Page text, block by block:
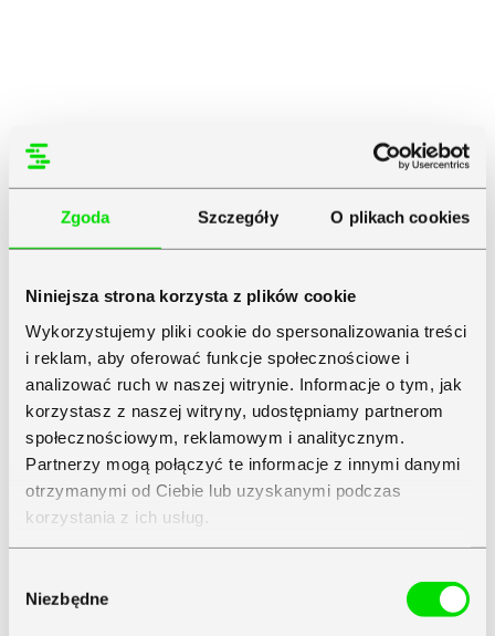
Zgoda Szczegóły O plikach cookies
Niniejsza strona korzysta z plików cookie
Wykorzystujemy pliki cookie do spersonalizowania treści
i reklam, aby oferować funkcje społecznościowe i
analizować ruch w naszej witrynie. Informacje o tym, jak
korzystasz z naszej witryny, udostępniamy partnerom
społecznościowym, reklamowym i analitycznym.
Partnerzy mogą połączyć te informacje z innymi danymi
otrzymanymi od Ciebie lub uzyskanymi podczas
korzystania z ich usług.
zgody
Niezbędne